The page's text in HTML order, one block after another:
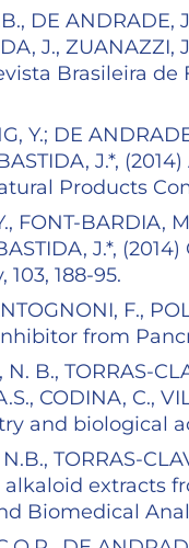
DE ANDRADE,
J.,
Brasileira de
Y.; DE
J.*,
Products
FONT-BARDIA,
BASTIDA, J.*,
188-95.
F.,
from
B., TORRAS-
CODINA, C.,
and biological
TORRAS-
alkaloid
Biomedical